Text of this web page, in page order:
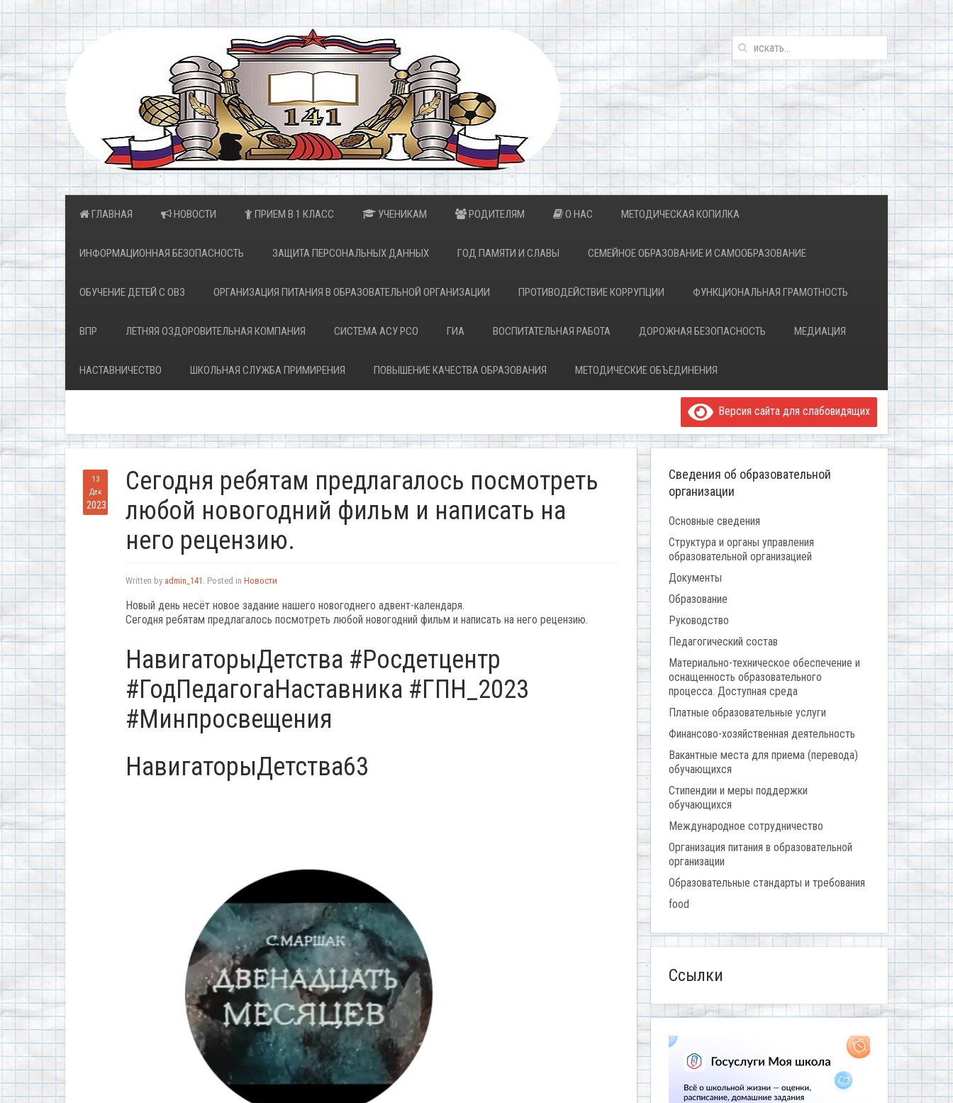
ГЛАВНАЯ НОВОСТИ ПРИЕМ В 1 КЛАСС УЧЕНИКАМ РОДИТЕЛЯМ О НАС МЕТОДИЧЕСКАЯ КОПИЛКА
ИНФОРМАЦИОННАЯ БЕЗОПАСНОСТЬ ЗАЩИТА ПЕРСОНАЛЬНЫХ ДАННЫХ ГОД ПАМЯТИ И СЛАВЫ СЕМЕЙНОЕ ОБРАЗОВАНИЕ И САМООБРАЗОВАНИЕ
ОБУЧЕНИЕ ДЕТЕЙ С ОВЗ ОРГАНИЗАЦИЯ ПИТАНИЯ В ОБРАЗОВАТЕЛЬНОЙ ОРГАНИЗАЦИИ ПРОТИВОДЕЙСТВИЕ КОРРУПЦИИ ФУНКЦИОНАЛЬНАЯ ГРАМОТНОСТЬ
ВПР ЛЕТНЯЯ ОЗДОРОВИТЕЛЬНАЯ КОМПАНИЯ СИСТЕМА АСУ РСО ГИА ВОСПИТАТЕЛЬНАЯ РАБОТА ДОРОЖНАЯ БЕЗОПАСНОСТЬ МЕДИАЦИЯ
НАСТАВНИЧЕСТВО ШКОЛЬНАЯ СЛУЖБА ПРИМИРЕНИЯ ПОВЫШЕНИЕ КАЧЕСТВА ОБРАЗОВАНИЯ МЕТОДИЧЕСКИЕ ОБЪЕДИНЕНИЯ
Версия сайта для слабовидящих
13
Дек
2023
Сегодня ребятам предлагалось посмотреть
любой новогодний фильм и написать на
него рецензию.
Written by admin_141 . Posted in Новости
Новый день несёт новое задание нашего новогоднего адвент-календаря.
Сегодня ребятам предлагалось посмотреть любой новогодний фильм и написать на него рецензию.
НавигаторыДетства #Росдетцентр
#ГодПедагогаНаставника #ГПН_2023
#Минпросвещения
НавигаторыДетства63
Сведения об образовательной
организации
Основные сведения
Структура и органы управления
образовательной организацией
Документы
Образование
Руководство
Педагогический состав
Материально-техническое обеспечение и
оснащенность образовательного
процесса. Доступная среда
Платные образовательные услуги
Финансово-хозяйственная деятельность
Вакантные места для приема (перевода)
обучающихся
Стипендии и меры поддержки
обучающихся
Международное сотрудничество
Организация питания в образовательной
организации
Образовательные стандарты и требования
food
Ссылки